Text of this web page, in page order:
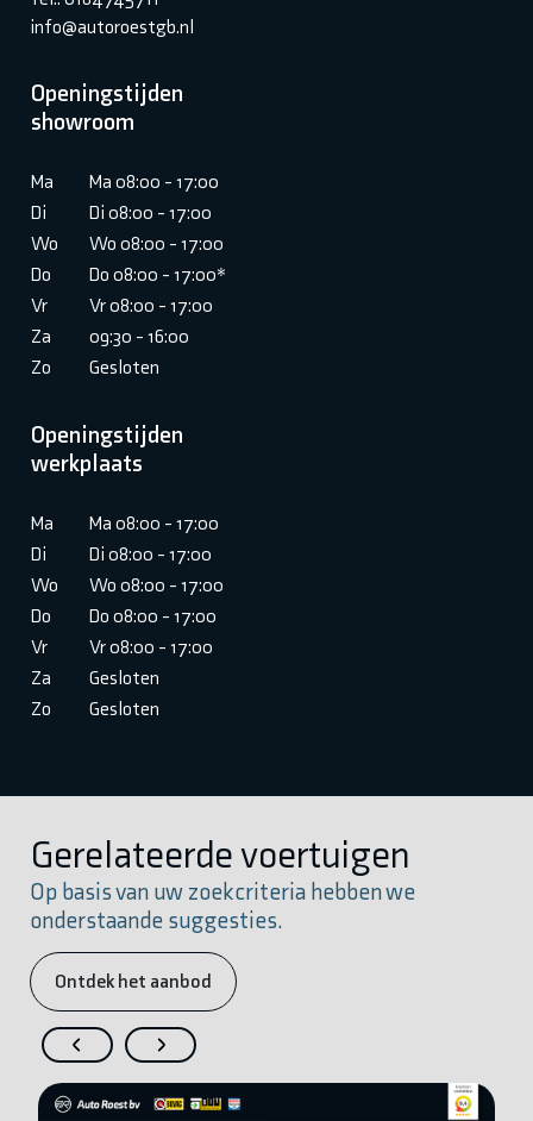
info@autoroestgb.nl
Openingstijden
showroom
Ma
Ma 08:00 - 17:00
Di
Di 08:00 - 17:00
Wo
Wo 08:00 - 17:00
Do
Do 08:00 - 17:00*
Vr
Vr 08:00 - 17:00
Za
09:30 - 16:00
Zo
Gesloten
Openingstijden
werkplaats
Ma
Ma 08:00 - 17:00
Di
Di 08:00 - 17:00
Wo
Wo 08:00 - 17:00
Do
Do 08:00 - 17:00
Vr
Vr 08:00 - 17:00
Za
Gesloten
Zo
Gesloten
Gerelateerde voertuigen
Op basis van uw zoekcriteria hebben we
onderstaande suggesties.
Ontdek het aanbod